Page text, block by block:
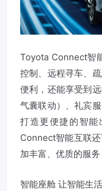
Toyota Connect智
控制、远程寻车、
便利，还能享受到
气囊联动）、礼宾
打造更便捷的智能
Connect智能互联
加丰富、优质的服务
智能座舱 让智能生